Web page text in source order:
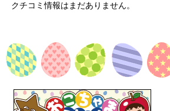
クチコミ情報はまだありません。